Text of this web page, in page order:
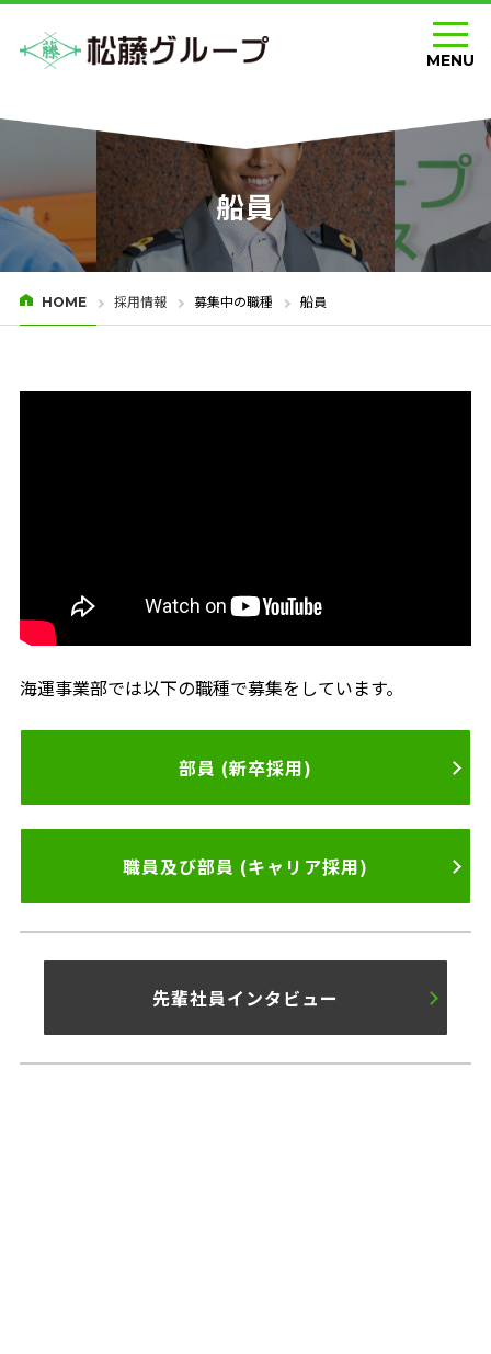
MENU
船員
HOME 採用情報 募集中の職種 船員
海運事業部では以下の職種で募集をしています。
部員 (新卒採用)
職員及び部員 (キャリア採用)
先輩社員インタビュー